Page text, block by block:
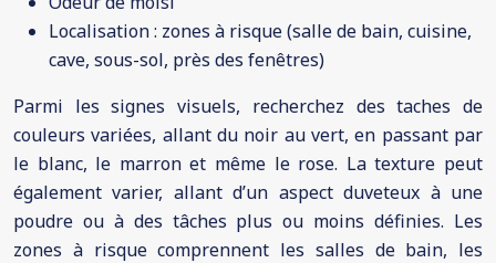
Localisation : zones à risque (salle de bain, cuisine,
cave, sous-sol, près des fenêtres)
Parmi les signes visuels, recherchez des taches de
couleurs variées, allant du noir au vert, en passant par
le blanc, le marron et même le rose. La texture peut
également varier, allant d’un aspect duveteux à une
poudre ou à des tâches plus ou moins définies. Les
zones à risque comprennent les salles de bain, les